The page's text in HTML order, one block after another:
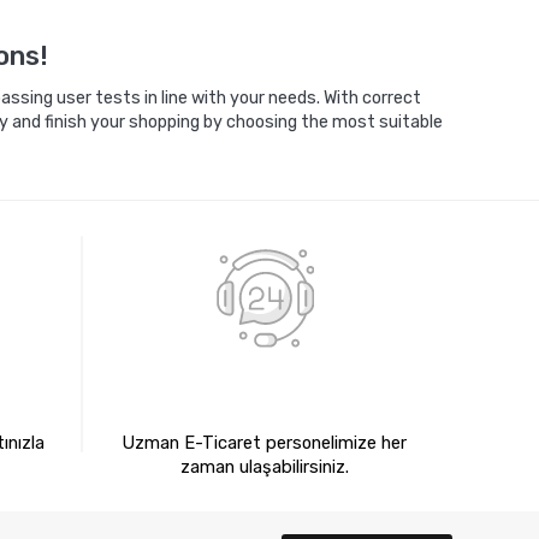
user tests in line with your needs. With correct
finish your shopping by choosing the most suitable
Uzman E-Ticaret personelimize her
zaman ulaşabilirsiniz.